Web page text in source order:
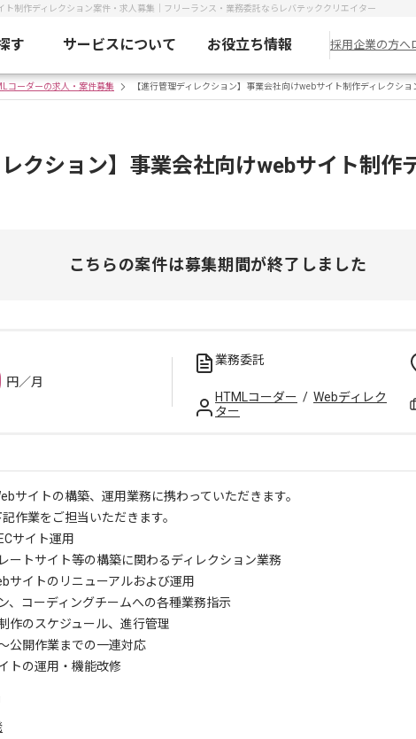
ト制作ディレクション案件・求人募集｜フリーランス・業務委託ならレバテッククリエイター
す サービスについて お役立ち情報 採用企業の方へ
コーダーの求人・案件募集 【進行管理ディレクション】事業会社向けwebサイト制作ディレクショ
レクション】事業会社向けwebサイト制作
こちらの案件は募集期間が終了しました
円／月
業務委託
HTMLコーダー / Webディレク
ター
サイトの構築、運用業務に携わっていただきます。
記作業をご担当いただきます。
サイト運用
ートサイト等の構築に関わるディレクション業務
サイトのリニューアルおよび運用
、コーディングチームへの各種業務指示
作のスケジュール、進行管理
公開作業までの一連対応
トの運用・機能改修